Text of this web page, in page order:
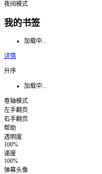
夜间模式
我的书签
加载中...
详情
升序
加载中...
卷轴模式
左手翻页
右手翻页
帮助
透明度
100%
速度
100%
弹幕头像